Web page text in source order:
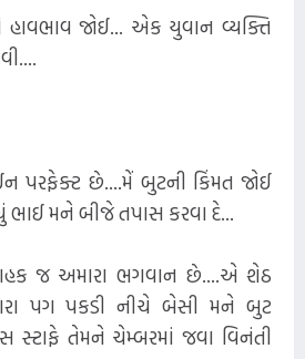
જોઈ... એક યુવાન વ્યક્તિ
પરફેક્ટ છે....મેં બુટની કિંમત જોઈ
ભાઈ મને બીજે તપાસ કરવા દે...
જ અમારા ભગવાન છે....એ શેઠ
પગ પકડી નીચે બેસી મને બુટ
સ્ટાફે તેમને ચેમ્બરમાં જવા વિનંતી